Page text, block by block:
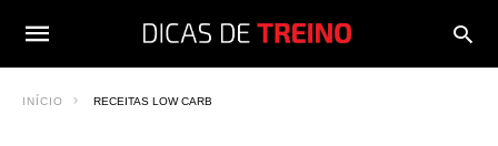
INÍCIO RECEITAS LOW CARB